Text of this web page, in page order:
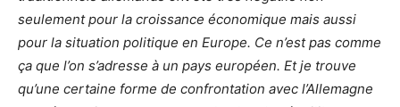
seulement pour la croissance économique mais aussi
pour la situation politique en Europe. Ce n’est pas comme
ça que l’on s’adresse à un pays européen. Et je trouve
qu’une certaine forme de confrontation avec l’Allemagne